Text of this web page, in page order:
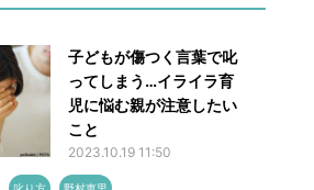
子どもが傷つく言葉で叱
ってしまう…イライラ育
児に悩む親が注意したい
こと
2023.10.19 11:50
叱り方 野村恵里